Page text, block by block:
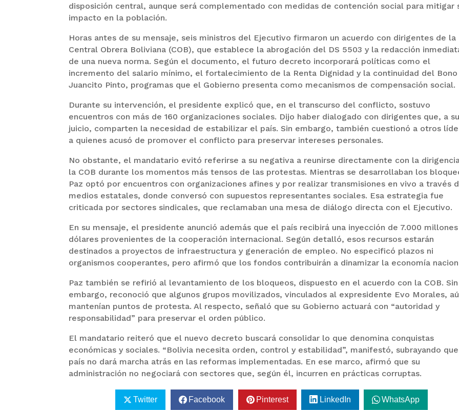
disposición central, aunque será complementado con medidas de contención social para mitigar
impacto en la población.
Horas antes de su mensaje, seis ministros del Ejecutivo firmaron un acuerdo con dirigentes de la
Central Obrera Boliviana (COB), que establece la abrogación del DS 5503 y la redacción
de una nueva norma. Según el documento, el futuro decreto incorporará políticas como el
incremento del salario mínimo, el fortalecimiento de la Renta Dignidad y la continuidad del Bono
Juancito Pinto, programas que el Gobierno presenta como mecanismos de compensación social.
Durante su intervención, el presidente explicó que, en el transcurso del conflicto, sostuvo
encuentros con más de 160 organizaciones sociales. Dijo haber dialogado con dirigentes que, a
juicio, comparten la necesidad de estabilizar el país. Sin embargo, también cuestionó a otros
a quienes acusó de promover el conflicto para preservar intereses personales.
No obstante, el mandatario evitó referirse a su negativa a reunirse directamente con la
la COB durante los momentos más tensos de las protestas. Mientras se desarrollaban los
Paz optó por encuentros con organizaciones afines y por realizar transmisiones en vivo a través
medios estatales, donde conversó con supuestos representantes sociales. Esa estrategia fue
criticada por sectores sindicales, que reclamaban una mesa de diálogo directa con el Ejecutivo.
En su mensaje, el presidente anunció además que el país recibirá una inyección de 7.000
dólares provenientes de la cooperación internacional. Según detalló, esos recursos estarán
destinados a proyectos de infraestructura y generación de empleo. No especificó plazos ni
organismos cooperantes, pero afirmó que los fondos contribuirán a dinamizar la economía
Paz también se refirió al levantamiento de los bloqueos, dispuesto en el acuerdo con la COB. Sin
embargo, reconoció que algunos grupos movilizados, vinculados al expresidente Evo Morales,
mantenían puntos de protesta. Al respecto, señaló que su Gobierno actuará con “autoridad y
responsabilidad” para preservar el orden público.
El mandatario reiteró que el nuevo decreto buscará consolidar lo que denomina conquistas
económicas y sociales. “Bolivia necesita orden, control y estabilidad”, manifestó, subrayando
país no dará marcha atrás en las reformas implementadas. En ese marco, afirmó que su
administración no negociará con sectores que, según él, incurren en prácticas corruptas.
Twitter Facebook Pinterest LinkedIn WhatsApp